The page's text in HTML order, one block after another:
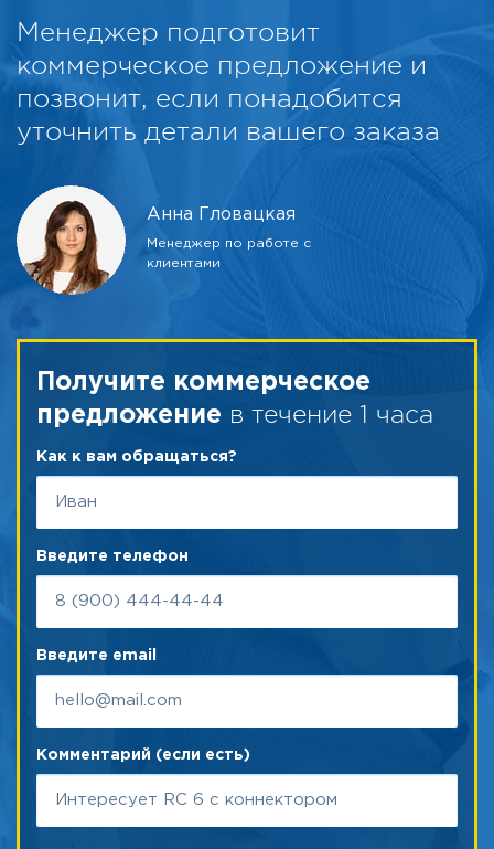
Менеджер подготовит
коммерческое предложение и
позвонит, если понадобится
уточнить детали вашего заказа
Анна Гловацкая
Менеджер по работе с
клиентами
Получите коммерческое
предложение в течение 1 часа
Как к вам обращаться?
Введите телефон
Введите email
Комментарий (если есть)